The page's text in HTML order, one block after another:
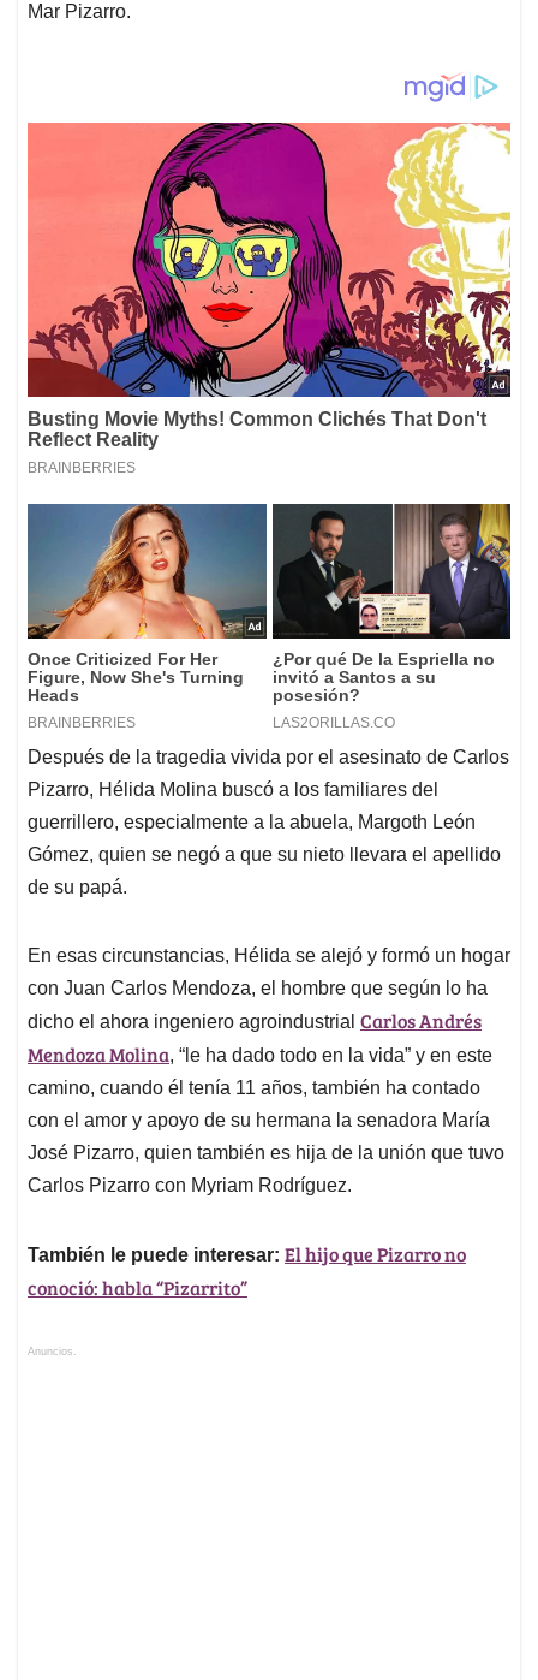
Mar Pizarro.
Después de la tragedia vivida por el asesinato de Carlos
Pizarro, Hélida Molina buscó a los familiares del
guerrillero, especialmente a la abuela, Margoth León
Gómez, quien se negó a que su nieto llevara el apellido
de su papá.
En esas circunstancias, Hélida se alejó y formó un hogar
con Juan Carlos Mendoza, el hombre que según lo ha
dicho el ahora ingeniero agroindustrial Carlos Andrés
Mendoza Molina, “le ha dado todo en la vida” y en este
camino, cuando él tenía 11 años, también ha contado
con el amor y apoyo de su hermana la senadora María
José Pizarro, quien también es hija de la unión que tuvo
Carlos Pizarro con Myriam Rodríguez.
También le puede interesar: El hijo que Pizarro no
conoció: habla “Pizarrito”
Anuncios.